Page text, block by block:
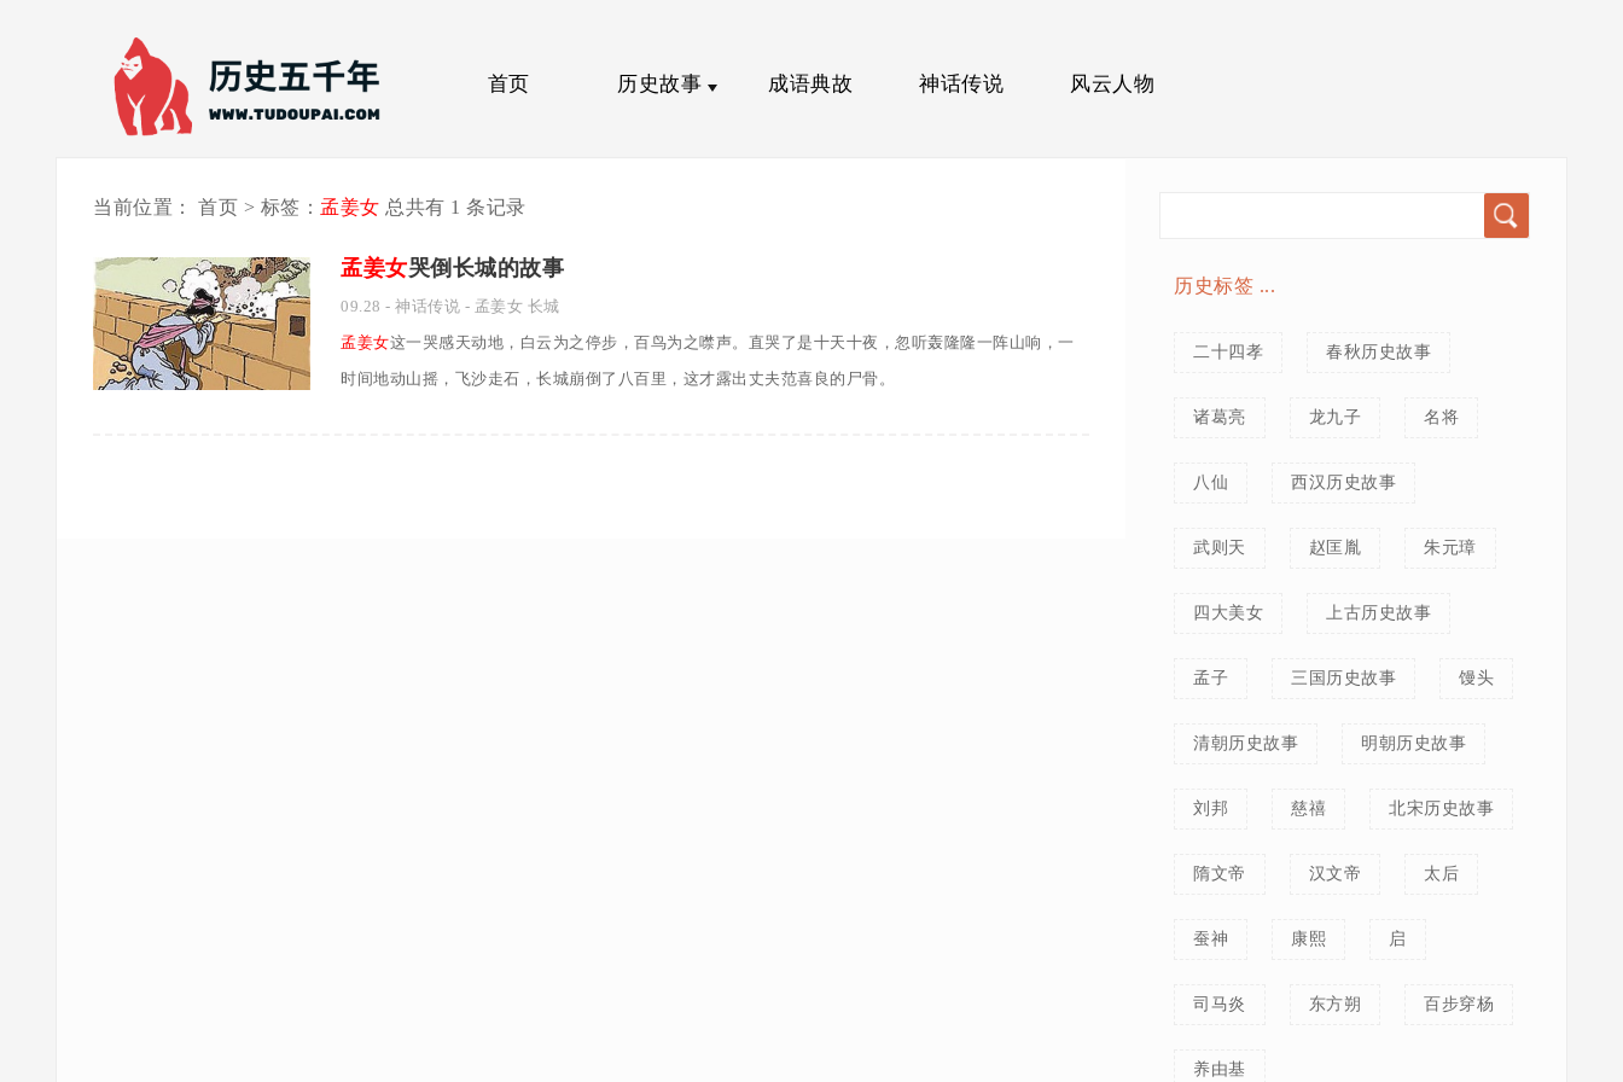
首页 历史故事 成语典故 神话传说 风云人物
当前位置： 首页 > 标签： 孟姜女 总共有 1 条记录
孟姜女哭倒长城的故事
09.28 - 神话传说 - 孟姜女 长城
孟姜女这一哭感天动地，白云为之停步，百鸟为之噤声。直哭了是十天十夜，忽听轰隆隆一阵山响，一
时间地动山摇，飞沙走石，长城崩倒了八百里，这才露出丈夫范喜良的尸骨。
历史标签 ...
二十四孝 春秋历史故事
诸葛亮 龙九子 名将
八仙 西汉历史故事
武则天 赵匡胤 朱元璋
四大美女 上古历史故事
孟子 三国历史故事 馒头
清朝历史故事 明朝历史故事
刘邦 慈禧 北宋历史故事
隋文帝 汉文帝 太后
蚕神 康熙 启
司马炎 东方朔 百步穿杨
养由基